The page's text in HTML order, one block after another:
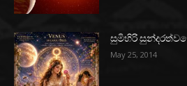
සුමිහිරි
May 25, 2014